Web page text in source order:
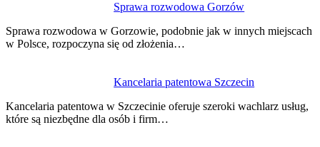
Sprawa rozwodowa Gorzów
Sprawa rozwodowa w Gorzowie, podobnie jak w innych miejscach
w Polsce, rozpoczyna się od złożenia…
Kancelaria patentowa Szczecin
Kancelaria patentowa w Szczecinie oferuje szeroki wachlarz usług,
które są niezbędne dla osób i firm…